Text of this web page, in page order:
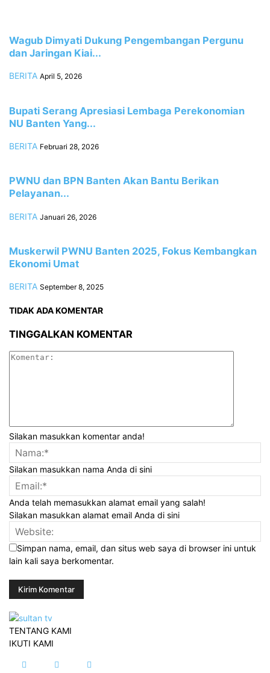
Wagub Dimyati Dukung Pengembangan Pergunu
dan Jaringan Kiai...
BERITA April 5, 2026
Bupati Serang Apresiasi Lembaga Perekonomian
NU Banten Yang...
BERITA Februari 28, 2026
PWNU dan BPN Banten Akan Bantu Berikan
Pelayanan...
BERITA Januari 26, 2026
Muskerwil PWNU Banten 2025, Fokus Kembangkan
Ekonomi Umat
BERITA September 8, 2025
TIDAK ADA KOMENTAR
TINGGALKAN KOMENTAR
Silakan masukkan komentar anda!
Silakan masukkan nama Anda di sini
Anda telah memasukkan alamat email yang salah!
Silakan masukkan alamat email Anda di sini
Simpan nama, email, dan situs web saya di browser ini untuk
lain kali saya berkomentar.
TENTANG KAMI
IKUTI KAMI